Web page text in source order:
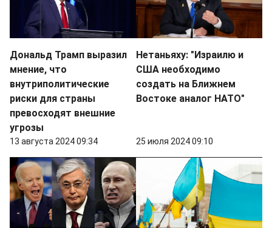
Дональд Трамп выразил
мнение, что
внутриполитические
риски для страны
превосходят внешние
угрозы
13 августа 2024 09:34
Нетаньяху: "Израилю и
США необходимо
создать на Ближнем
Востоке аналог НАТО"
25 июля 2024 09:10